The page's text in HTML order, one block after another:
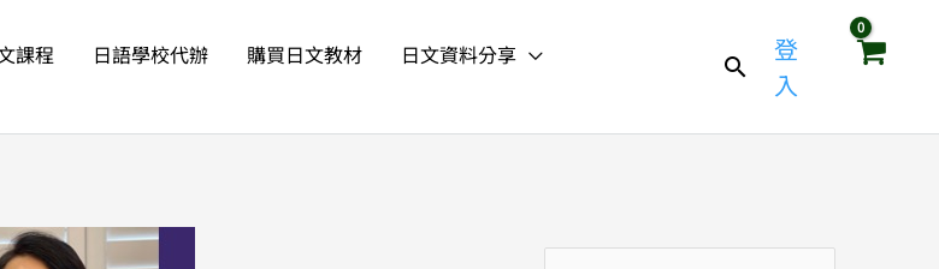
課程 日語學校代辦 購買日文教材
日文資料分享
登
入